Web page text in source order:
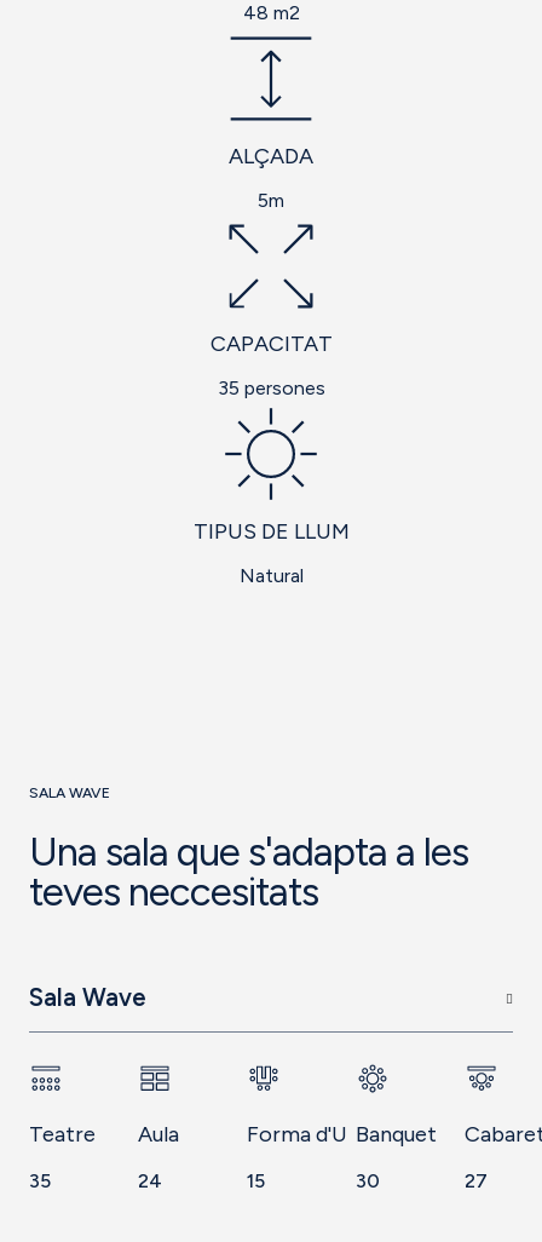
48 m2
ALÇADA
5m
CAPACITAT
35 persones
TIPUS DE LLUM
Natural
SALA WAVE
Una sala que s'adapta a les
teves neccesitats
Sala Wave
Teatre
35
Aula
24
Forma d'U
15
Banquet
30 27